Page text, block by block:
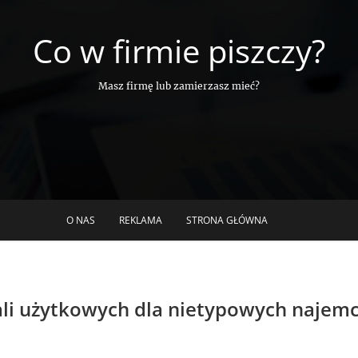
Co w firmie piszczy?
Masz firmę lub zamierzasz mieć?
O NAS REKLAMA STRONA GŁÓWNA
użytkowych dla nietypowych